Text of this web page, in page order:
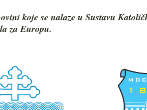
koje se nalaze u Sustavu
za Europu.